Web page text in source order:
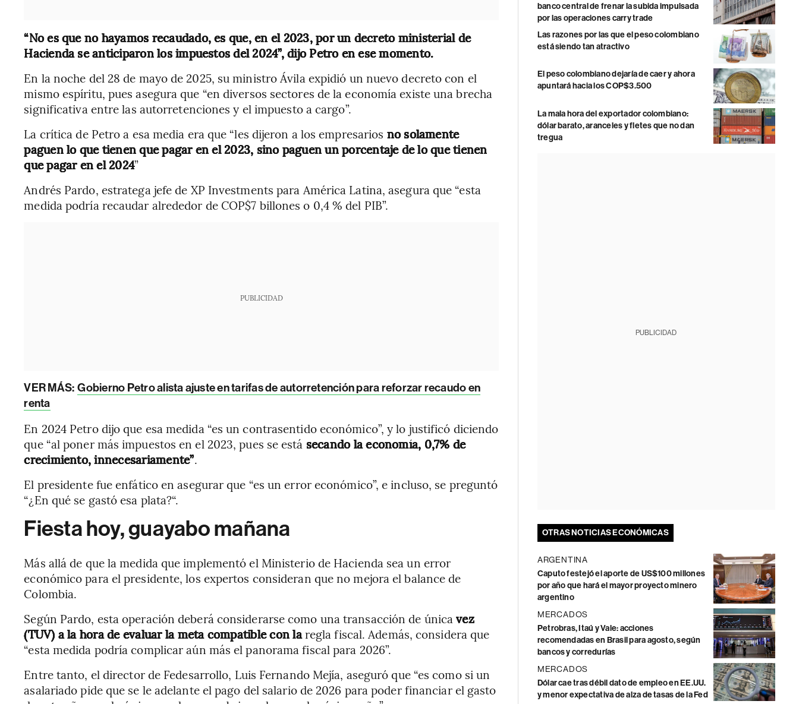
“No es que no hayamos recaudado, es que, en el 2023, por un decreto ministerial de
Hacienda se anticiparon los impuestos del 2024”, dijo Petro en ese momento.
En la noche del 28 de mayo de 2025, su ministro Ávila expidió un nuevo decreto con el
mismo espíritu, pues asegura que “en diversos sectores de la economía existe una brecha
significativa entre las autorretenciones y el impuesto a cargo”.
La crítica de Petro a esa media era que “les dijeron a los empresarios no solamente
paguen lo que tienen que pagar en el 2023, sino paguen un porcentaje de lo que tienen
que pagar en el 2024”
Andrés Pardo, estratega jefe de XP Investments para América Latina, asegura que “esta
medida podría recaudar alrededor de COP$7 billones o 0,4 % del PIB”.
PUBLICIDAD
VER MÁS: Gobierno Petro alista ajuste en tarifas de autorretención para reforzar recaudo en
renta
En 2024 Petro dijo que esa medida “es un contrasentido económico”, y lo justificó diciendo
que “al poner más impuestos en el 2023, pues se está secando la economía, 0,7% de
crecimiento, innecesariamente”.
El presidente fue enfático en asegurar que “es un error económico”, e incluso, se preguntó
“¿En qué se gastó esa plata?“.
Fiesta hoy, guayabo mañana
Más allá de que la medida que implementó el Ministerio de Hacienda sea un error
económico para el presidente, los expertos consideran que no mejora el balance de
Colombia.
Según Pardo, esta operación deberá considerarse como una transacción de únicavez
(TUV) a la hora de evaluar la meta compatible con laregla fiscal. Además, considera que
“esta medida podría complicar aún más el panorama fiscal para 2026”.
Entre tanto, el director de Fedesarrollo, Luis Fernando Mejía, aseguró que “es como si un
asalariado pide que se le adelante el pago del salario de 2026 para poder financiar el gasto
banco central de frenar la subida impulsada
por las operaciones carry trade
Las razones por las que el peso colombiano
está siendo tan atractivo
El peso colombiano dejaría de caer y ahora
apuntará hacia los COP$3.500
La mala hora del exportador colombiano:
dólar barato, aranceles y fletes que no dan
tregua
PUBLICIDAD
OTRAS NOTICIAS ECONÓMICAS
ARGENTINA
Caputo festejó el aporte de US$100 millones
por año que hará el mayor proyecto minero
argentino
MERCADOS
Petrobras, Itaú y Vale: acciones
recomendadas en Brasil para agosto, según
bancos y corredurías
MERCADOS
Dólar cae tras débil dato de empleo en EE.UU.
y menor expectativa de alza de tasas de la Fed